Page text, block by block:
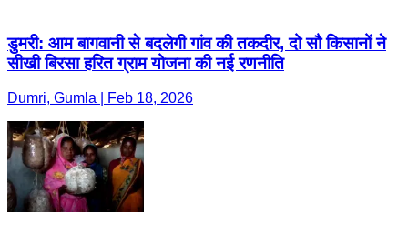
डुमरी: आम बागवानी से बदलेगी गांव की तकदीर, दो सौ किसानों ने
सीखी बिरसा हरित ग्राम योजना की नई रणनीति
Dumri, Gumla | Feb 18, 2026